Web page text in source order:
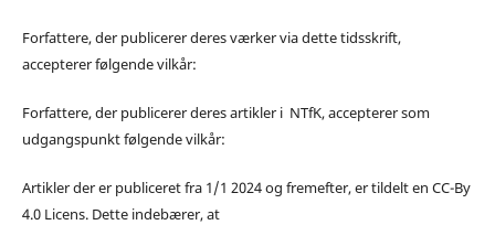
Forfattere, der publicerer deres værker via dette tidsskrift,
accepterer følgende vilkår:
Forfattere, der publicerer deres artikler i NTfK, accepterer som
udgangspunkt følgende vilkår:
Artikler der er publiceret fra 1/1 2024 og fremefter, er tildelt en CC-By
4.0 Licens. Dette indebærer, at